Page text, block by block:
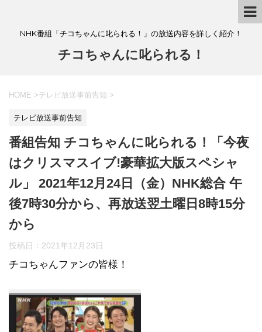
NHK番組「チコちゃんに叱られる！」の放送内容を詳しく紹介！
チコちゃんに叱られる！
HOME >テレビ放送事前告知 >
テレビ放送事前告知
番組告知 チコちゃんに叱られる！「今夜
はクリスマスイブ!豪華拡大版スペシャ
ル」 2021年12月24日（金）NHK総合 午
後7時30分から、再放送翌土曜日8時15分
から
投稿日： 2021年12月23日
チコちゃんファンの皆様！